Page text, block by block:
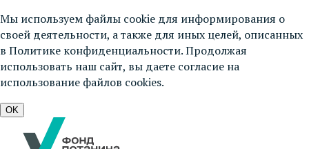
Мы используем файлы cookie для информирования о
своей деятельности, а также для иных целей, описанных
в Политике конфиденциальности. Продолжая
использовать наш сайт, вы даете согласие на
использование файлов cookies.
OK